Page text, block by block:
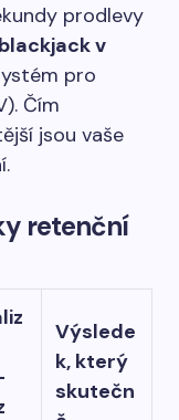
prodlevy
v
pro
Čím
jsou vaše
retenční
Výslede
k, který
skutečn